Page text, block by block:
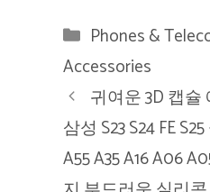
카
테
고
리
Phones &
Accessories
귀여운 3D 캡
삼성 S23 S24 FE
A55 A35 A16 A06